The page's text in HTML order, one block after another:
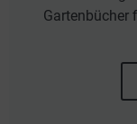
Gartenbücher